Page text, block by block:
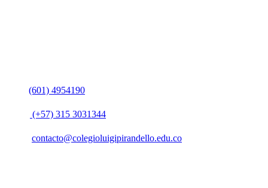
(601) 4954190
(+57) 315 3031344
contacto@colegioluigipirandello.edu.co